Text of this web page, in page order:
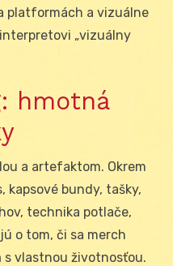
platformách a vizuálne
„vizuálny
hmotná
a artefaktom. Okrem
kapsové bundy, tašky,
technika potlače,
o tom, či sa merch
s vlastnou životnosťou.